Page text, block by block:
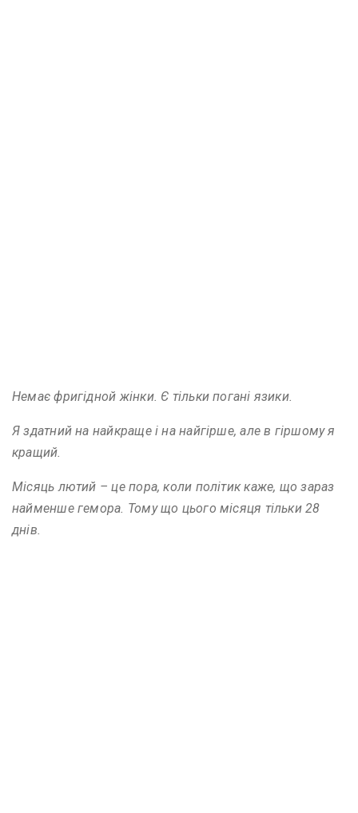
Немає фригідной жінки. Є тільки погані язики.
Я здатний на найкраще і на найгірше, але в гіршому я
кращий.
Місяць лютий – це пора, коли політик каже, що зараз
найменше гемора. Тому що цього місяця тільки 28
днів.